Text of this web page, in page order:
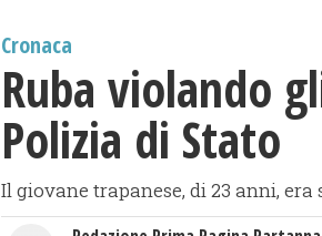
Cronaca
Ruba violando
Polizia di Stato
Il giovane trapanese, di 23 anni,